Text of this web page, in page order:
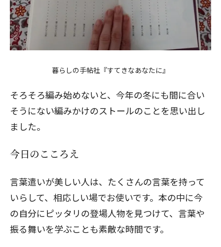
暮らしの手帖社『すてきなあなたに』
そろそろ編み始めないと、今年の冬にも間に合い
そうにない編みかけのストールのことを思い出し
ました。
今日のこころえ
言葉遣いが美しい人は、たくさんの言葉を持って
いらして、相応しい場でお使いです。本の中に今
の自分にピッタリの登場人物を見つけて、言葉や
振る舞いを学ぶことも素敵な時間です。